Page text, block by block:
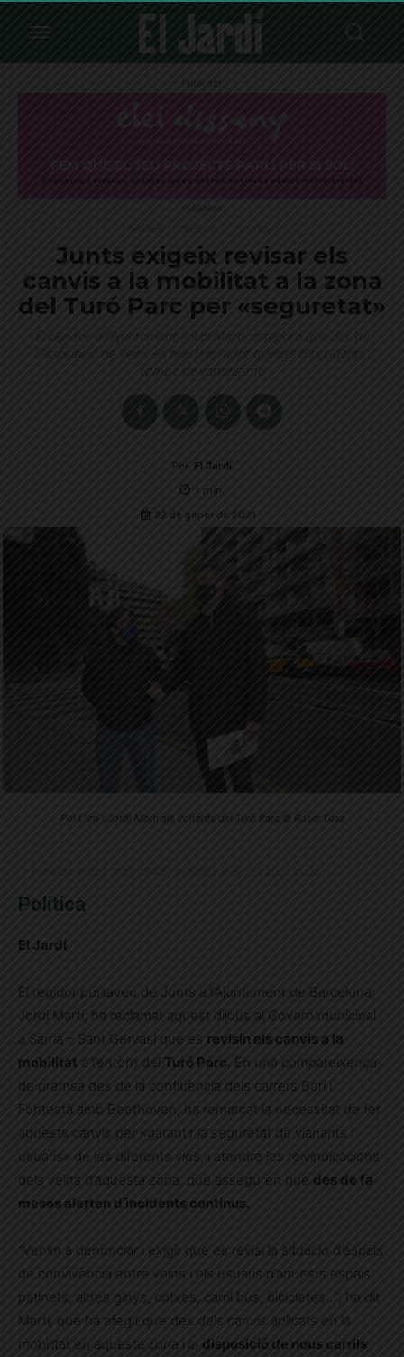
Publicitat
Publicitat
Junts exigeix revisar els
canvis a la mobilitat a la zona
del Turó Parc per «seguretat»
El regidor a l'Ajuntament, Jordi Martí, assegura que des de
l'Associació de Veïns els han traslladat queixes d'accidents i
també de vandalisme
Per El Jardí
1 min.
22 de gener de 2021
Pol Lliró i Jordi Martí als voltants del Turó Parc © Roser Díaz
Política
El Jardí
El regidor portaveu de Junts a l’Ajuntament de Barcelona,
Jordi Martí, ha reclamat aquest dijous al Govern municipal
a Sarrià – Sant Gervasi que es revisin els canvis a la
mobilitat a l’entorn del Turó Parc . En una compareixença
de premsa des de la confluència dels carrers Borí i
Fontestà amb Beethoven, ha remarcat la necessitat de fer
aquests canvis per «garantir la seguretat de vianants i
usuaris» de les diferents vies, i atendre les reivindicacions
dels veïns d’aquesta zona, que asseguren que des de fa
mesos alerten d’incidents continus.
“Venim a denunciar i exigir que es revisi la situació d’espais
de convivència entre veïns i els usuaris d’aquests espais:
patinets, altres ginys, cotxes, carril bus, bicicletes…”, ha dit
Martí, que ha afegit que des dels canvis aplicats en la
mobilitat en aquesta zona i la disposició de nous carrils